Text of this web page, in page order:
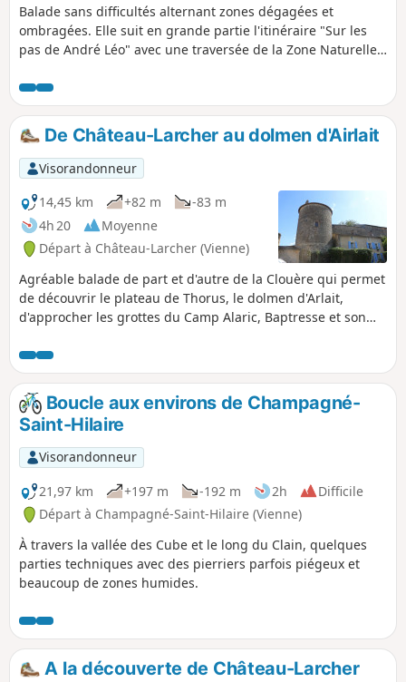
Balade sans difficultés alternant zones dégagées et
ombragées. Elle suit en grande partie l'itinéraire "Sur les
pas de André Léo" avec une traversée de la Zone Naturelle
des Chiens.
De Château-Larcher au dolmen d'Airlait
Visorandonneur
14,45 km
+82 m
-83 m
4h 20
Moyenne
Départ à Château-Larcher (Vienne)
Agréable balade de part et d'autre de la Clouère qui permet
de découvrir le plateau de Thorus, le dolmen d'Arlait,
d'approcher les grottes du Camp Alaric, Baptresse et son
caractère de Château-Larcher. En particulier, voir sa
lanterne des Morts, un ancien prieuré, son église, ancienne
chapelle du Château, un manoir, etc.
Boucle aux environs de Champagné-
Saint-Hilaire
Visorandonneur
21,97 km
+197 m -192 m 2h
Difficile
Départ à Champagné-Saint-Hilaire (Vienne)
À travers la vallée des Cube et le long du Clain, quelques
parties techniques avec des pierriers parfois piégeux et
beaucoup de zones humides.
A la découverte de Château-Larcher